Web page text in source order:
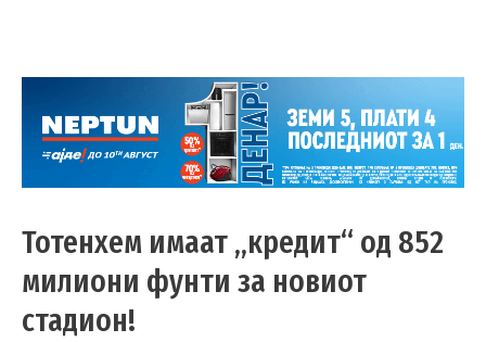
Тотенхем имаат „кредит“ од 852
милиони фунти за новиот
стадион!